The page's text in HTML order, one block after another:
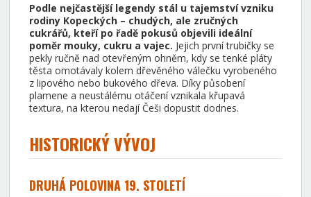
Podle nejčastější legendy stál u tajemství vzniku
rodiny Kopeckých – chudých, ale zručných
cukrářů, kteří po řadě pokusů objevili ideální
poměr mouky, cukru a vajec. Jejich první trubičky se
pekly ručně nad otevřeným ohněm, kdy se tenké pláty
těsta omotávaly kolem dřevěného válečku vyrobeného
z lipového nebo bukového dřeva. Díky působení
plamene a neustálému otáčení vznikala křupavá
textura, na kterou nedají Češi dopustit dodnes.
HISTORICKÝ VÝVOJ
DRUHÁ POLOVINA 19. STOLETÍ